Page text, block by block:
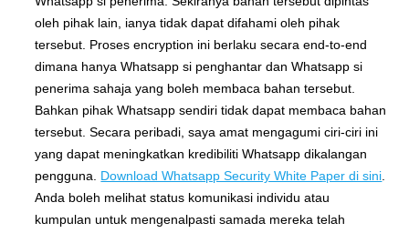
oleh pihak lain, ianya tidak dapat difahami oleh pihak
tersebut. Proses encryption ini berlaku secara end-to-end
dimana hanya Whatsapp si penghantar dan Whatsapp si
penerima sahaja yang boleh membaca bahan tersebut.
Bahkan pihak Whatsapp sendiri tidak dapat membaca bahan
tersebut. Secara peribadi, saya amat mengagumi ciri-ciri ini
yang dapat meningkatkan kredibiliti Whatsapp dikalangan
pengguna. Download Whatsapp Security White Paper di sini.
Anda boleh melihat status komunikasi individu atau
kumpulan untuk mengenalpasti samada mereka telah